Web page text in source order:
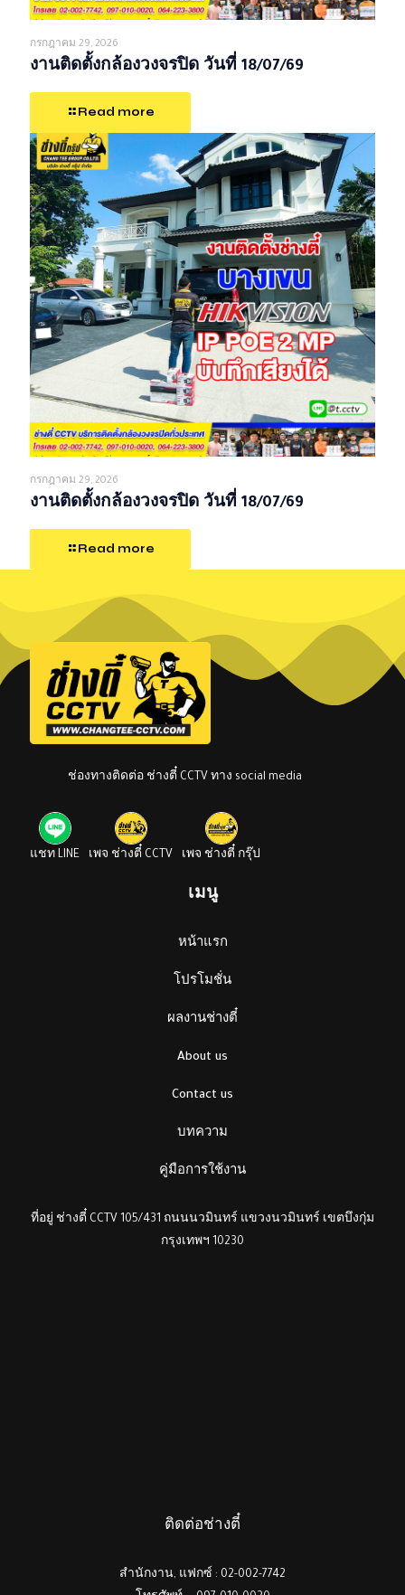
กรกฎาคม 29, 2026
งานติดตั้งกล้องวงจรปิด วันที่ 18/07/69
Read more
กรกฎาคม 29, 2026
งานติดตั้งกล้องวงจรปิด วันที่ 18/07/69
Read more
ช่องทางติดต่อ ช่างตี๋ CCTV ทาง social media
แชท LINE เพจ ช่างตี๋ CCTV เพจ ช่างตี๋ กรุ๊ป
เมนู
หน้าแรก
โปรโมชั่น
ผลงานช่างตี๋
About us
Contact us
บทความ
คู่มือการใช้งาน
ที่อยู่ ช่างตี๋ CCTV 105/431 ถนนนวมินทร์ แขวงนวมินทร์ เขตบึงกุ่ม
กรุงเทพฯ 10230
ติดต่อช่างตี๋
สำนักงาน, แฟกซ์ : 02-002-7742